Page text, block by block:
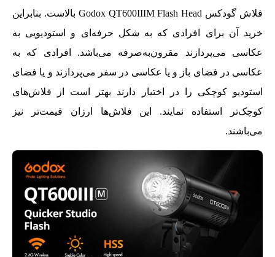
فلاش گودکس Godox QT600IIIM Flash Head بالاست. بنابراین
خرید آن برای افرادی که به شکل حرفه‌ای و استودیویی به
عکاسی می‌پردازند مقرون‌به‌صرفه می‌باشد. افرادی که به
عکاسی در فضای باز و یا عکاسی در سفر می‌پردازند و یا فضای
استودیو کوچکی را در اختیار دارند بهتر است از فلاش‌های
کوچک‌تر استفاده نمایند. این فلاش‌ها ارزان قیمت‌تر نیز
می‌باشند.